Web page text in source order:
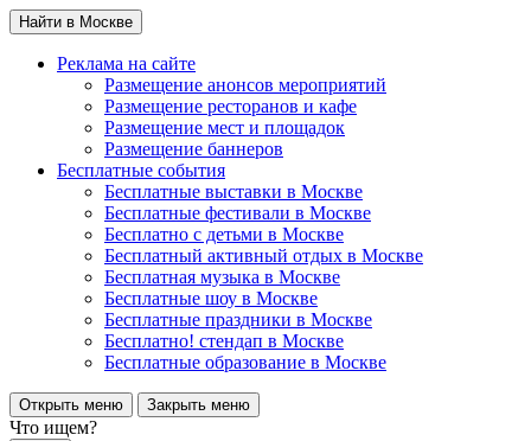
Найти в Москве
Реклама на сайте
Размещение анонсов мероприятий
Размещение ресторанов и кафе
Размещение мест и площадок
Размещение баннеров
Бесплатные события
Бесплатные выставки в Москве
Бесплатные фестивали в Москве
Бесплатно с детьми в Москве
Бесплатный активный отдых в Москве
Бесплатная музыка в Москве
Бесплатные шоу в Москве
Бесплатные праздники в Москве
Бесплатно! стендап в Москве
Бесплатные образование в Москве
Открыть меню Закрыть меню
Что ищем?